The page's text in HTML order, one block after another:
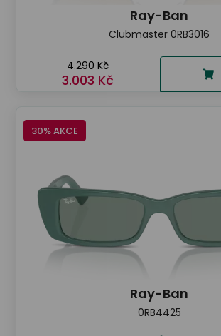
Ray-Ban
Clubmaster 0RB3016
4.290 Kč
3.003 Kč
30% AKCE
Ray-Ban
0RB4425